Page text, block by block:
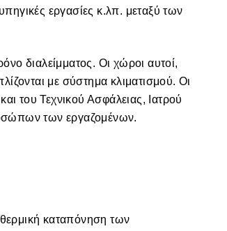
εργασίες κ.λπ. μεταξύ των
διαλείμματος. Οι χώροι αυτοί,
με σύστημα κλιματισμού. Οι
του Τεχνικού Ασφάλειας, Ιατρού
των εργαζομένων.
καταπόνηση των